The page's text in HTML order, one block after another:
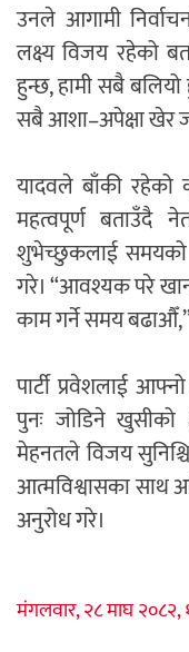
उनले आगामी
लक्ष्य विजय रहेको
हुन्छ, हामी सबै
सबै आशा–अपेक्षा खेर
यादवले बाँकी रहेको
महत्वपूर्ण बताउँदै
शुभेच्छुकलाई समयको
गरे। “आवश्यक परे
काम गर्ने समय
पार्टी प्रवेशलाई
पुनः जोडिने
मेहनतले विजय
आत्मविश्वासका साथ
अनुरोध गरे।
मंगलवार, २८ माघ २०८२,